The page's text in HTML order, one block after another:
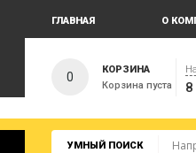
ГЛАВНАЯ О
0
КОРЗИНА
Корзина пуста
УМНЫЙ ПОИСК